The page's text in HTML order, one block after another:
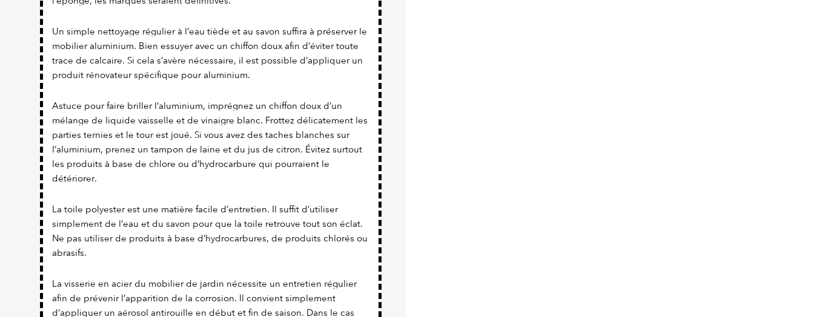
Un simple nettoyage régulier à l’eau tiède et au savon suffira à préserver le
mobilier aluminium. Bien essuyer avec un chiffon doux afin d’éviter toute
trace de calcaire. Si cela s’avère nécessaire, il est possible d’appliquer un
produit rénovateur spécifique pour aluminium.
Astuce pour faire briller l’aluminium, imprégnez un chiffon doux d’un
mélange de liquide vaisselle et de vinaigre blanc. Frottez délicatement les
parties ternies et le tour est joué. Si vous avez des taches blanches sur
l’aluminium, prenez un tampon de laine et du jus de citron. Évitez surtout
les produits à base de chlore ou d’hydrocarbure qui pourraient le
détériorer.
La toile polyester est une matière facile d’entretien. Il suffit d’utiliser
simplement de l’eau et du savon pour que la toile retrouve tout son éclat.
Ne pas utiliser de produits à base d’hydrocarbures, de produits chlorés ou
abrasifs.
La visserie en acier du mobilier de jardin nécessite un entretien régulier
afin de prévenir l’apparition de la corrosion. Il convient simplement
d’appliquer un aérosol antirouille en début et fin de saison. Dans le cas